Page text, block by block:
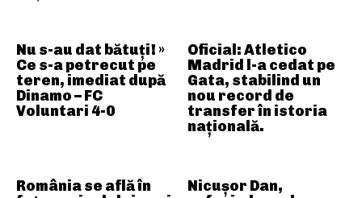
Nu s-au dat bătuți! »
Ce s-a petrecut pe
teren, imediat după
Dinamo – FC
Voluntari 4-0
Oficial: Atletico
Madrid l-a cedat pe
Gata, stabilind un
nou record de
transfer în istoria
națională.
România se află în
Nicușor Dan,